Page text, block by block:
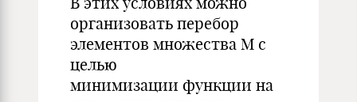
организовать перебор
элементов множества M с
целью
минимизации функции на